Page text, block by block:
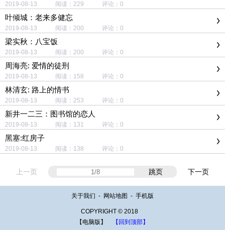
2019-08-13 阅读：229 评论：0
叶倾城：老来多健忘
2019-08-13 阅读：200 评论：0
梁实秋：八宝饭
2019-08-13 阅读：200 评论：0
周海亮: 爱情的徒刑
2019-08-13 阅读：158 评论：0
林清玄: 路上的情书
2019-08-13 阅读：253 评论：0
新井一二三：图书馆的恋人
2019-08-13 阅读：131 评论：0
黑塞:红房子
2019-08-13 阅读：138 评论：0
上一页 跳页 下一页
关于我们 - 网站地图 - 手机版
COPYRIGHT © 2018
【电脑版】
【回到顶部】